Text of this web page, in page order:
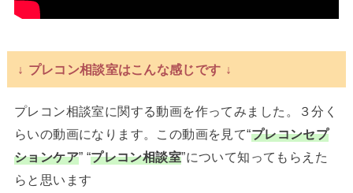
↓ プレコン相談室はこんな感じです ↓
プレコン相談室に関する動画を作ってみました。３分く
らいの動画になります。この動画を見て“プレコンセプ
ションケア” “プレコン相談室”について知ってもらえた
らと思います